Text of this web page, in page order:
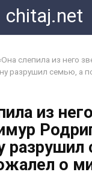
chitaj.net
слепила из него
разрушил семью, а
из
о